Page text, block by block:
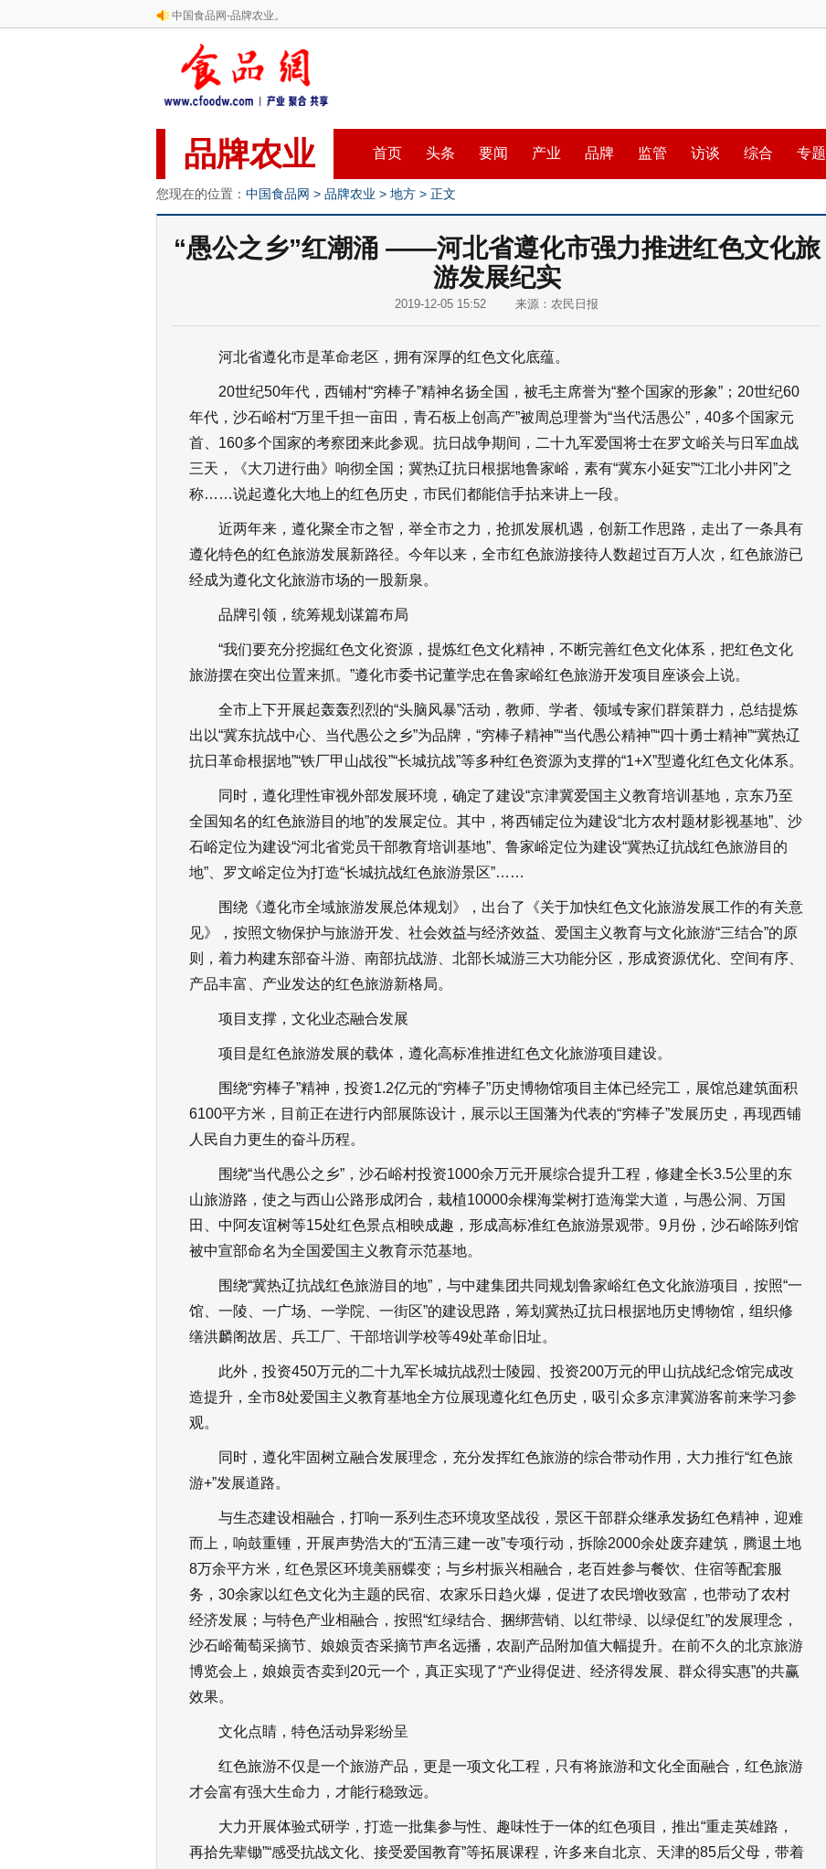
中国食品网-品牌农业。
品牌农业 首页 头条 要闻 产业 品牌 监管 访谈 综合 专题
您现在的位置： 中国食品网 > 品牌农业 > 地方 > 正文
“愚公之乡”红潮涌 ——河北省遵化市强力推进红色文化旅
游发展纪实
2019-12-05 15:52 来源：农民日报
河北省遵化市是革命老区，拥有深厚的红色文化底蕴。
20世纪50年代，西铺村“穷棒子”精神名扬全国，被毛主席誉为“整个国家的形象”；20世纪60
年代，沙石峪村“万里千担一亩田，青石板上创高产”被周总理誉为“当代活愚公”，40多个国家元
首、160多个国家的考察团来此参观。抗日战争期间，二十九军爱国将士在罗文峪关与日军血战
三天，《大刀进行曲》响彻全国；冀热辽抗日根据地鲁家峪，素有“冀东小延安”“江北小井冈”之
称……说起遵化大地上的红色历史，市民们都能信手拈来讲上一段。
近两年来，遵化聚全市之智，举全市之力，抢抓发展机遇，创新工作思路，走出了一条具有
遵化特色的红色旅游发展新路径。今年以来，全市红色旅游接待人数超过百万人次，红色旅游已
经成为遵化文化旅游市场的一股新泉。
品牌引领，统筹规划谋篇布局
“我们要充分挖掘红色文化资源，提炼红色文化精神，不断完善红色文化体系，把红色文化
旅游摆在突出位置来抓。”遵化市委书记董学忠在鲁家峪红色旅游开发项目座谈会上说。
全市上下开展起轰轰烈烈的“头脑风暴”活动，教师、学者、领域专家们群策群力，总结提炼
出以“冀东抗战中心、当代愚公之乡”为品牌，“穷棒子精神”“当代愚公精神”“四十勇士精神”“冀热辽
抗日革命根据地”“铁厂甲山战役”“长城抗战”等多种红色资源为支撑的“1+X”型遵化红色文化体系。
同时，遵化理性审视外部发展环境，确定了建设“京津冀爱国主义教育培训基地，京东乃至
全国知名的红色旅游目的地”的发展定位。其中，将西铺定位为建设“北方农村题材影视基地”、沙
石峪定位为建设“河北省党员干部教育培训基地”、鲁家峪定位为建设“冀热辽抗战红色旅游目的
地”、罗文峪定位为打造“长城抗战红色旅游景区”……
围绕《遵化市全域旅游发展总体规划》，出台了《关于加快红色文化旅游发展工作的有关意
见》，按照文物保护与旅游开发、社会效益与经济效益、爱国主义教育与文化旅游“三结合”的原
则，着力构建东部奋斗游、南部抗战游、北部长城游三大功能分区，形成资源优化、空间有序、
产品丰富、产业发达的红色旅游新格局。
项目支撑，文化业态融合发展
项目是红色旅游发展的载体，遵化高标准推进红色文化旅游项目建设。
围绕“穷棒子”精神，投资1.2亿元的“穷棒子”历史博物馆项目主体已经完工，展馆总建筑面积
6100平方米，目前正在进行内部展陈设计，展示以王国藩为代表的“穷棒子”发展历史，再现西铺
人民自力更生的奋斗历程。
围绕“当代愚公之乡”，沙石峪村投资1000余万元开展综合提升工程，修建全长3.5公里的东
山旅游路，使之与西山公路形成闭合，栽植10000余棵海棠树打造海棠大道，与愚公洞、万国
田、中阿友谊树等15处红色景点相映成趣，形成高标准红色旅游景观带。9月份，沙石峪陈列馆
被中宣部命名为全国爱国主义教育示范基地。
围绕“冀热辽抗战红色旅游目的地”，与中建集团共同规划鲁家峪红色文化旅游项目，按照“一
馆、一陵、一广场、一学院、一街区”的建设思路，筹划冀热辽抗日根据地历史博物馆，组织修
缮洪麟阁故居、兵工厂、干部培训学校等49处革命旧址。
此外，投资450万元的二十九军长城抗战烈士陵园、投资200万元的甲山抗战纪念馆完成改
造提升，全市8处爱国主义教育基地全方位展现遵化红色历史，吸引众多京津冀游客前来学习参
观。
同时，遵化牢固树立融合发展理念，充分发挥红色旅游的综合带动作用，大力推行“红色旅
游+”发展道路。
与生态建设相融合，打响一系列生态环境攻坚战役，景区干部群众继承发扬红色精神，迎难
而上，响鼓重锺，开展声势浩大的“五清三建一改”专项行动，拆除2000余处废弃建筑，腾退土地
8万余平方米，红色景区环境美丽蝶变；与乡村振兴相融合，老百姓参与餐饮、住宿等配套服
务，30余家以红色文化为主题的民宿、农家乐日趋火爆，促进了农民增收致富，也带动了农村
经济发展；与特色产业相融合，按照“红绿结合、捆绑营销、以红带绿、以绿促红”的发展理念，
沙石峪葡萄采摘节、娘娘贡杏采摘节声名远播，农副产品附加值大幅提升。在前不久的北京旅游
博览会上，娘娘贡杏卖到20元一个，真正实现了“产业得促进、经济得发展、群众得实惠”的共赢
效果。
文化点睛，特色活动异彩纷呈
红色旅游不仅是一个旅游产品，更是一项文化工程，只有将旅游和文化全面融合，红色旅游
才会富有强大生命力，才能行稳致远。
大力开展体验式研学，打造一批集参与性、趣味性于一体的红色项目，推出“重走英雄路，
再拾先辈锄”“感受抗战文化、接受爱国教育”等拓展课程，许多来自北京、天津的85后父母，带着